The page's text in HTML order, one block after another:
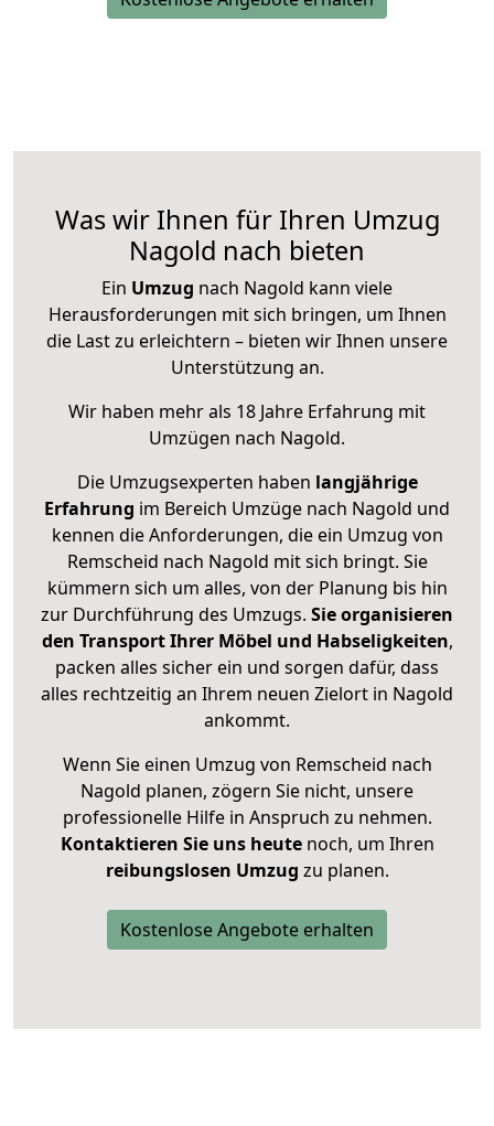
Was wir Ihnen für Ihren Umzug
Nagold nach bieten
Ein Umzug nach Nagold kann viele
Herausforderungen mit sich bringen, um Ihnen
die Last zu erleichtern – bieten wir Ihnen unsere
Unterstützung an.
Wir haben mehr als 18 Jahre Erfahrung mit
Umzügen nach Nagold.
Die Umzugsexperten haben langjährige
Erfahrung im Bereich Umzüge nach Nagold und
kennen die Anforderungen, die ein Umzug von
Remscheid nach Nagold mit sich bringt. Sie
kümmern sich um alles, von der Planung bis hin
zur Durchführung des Umzugs. Sie organisieren
den Transport Ihrer Möbel und Habseligkeiten,
packen alles sicher ein und sorgen dafür, dass
alles rechtzeitig an Ihrem neuen Zielort in Nagold
ankommt.
Wenn Sie einen Umzug von Remscheid nach
Nagold planen, zögern Sie nicht, unsere
professionelle Hilfe in Anspruch zu nehmen.
Kontaktieren Sie uns heutenoch, um Ihren
reibungslosen Umzug zu planen.
Kostenlose Angebote erhalten